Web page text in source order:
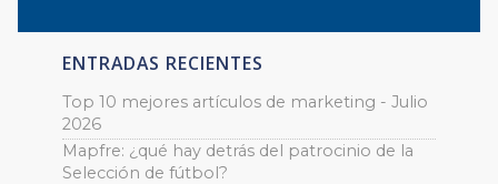
ENTRADAS RECIENTES
Top 10 mejores artículos de marketing - Julio
2026
Mapfre: ¿qué hay detrás del patrocinio de la
Selección de fútbol?